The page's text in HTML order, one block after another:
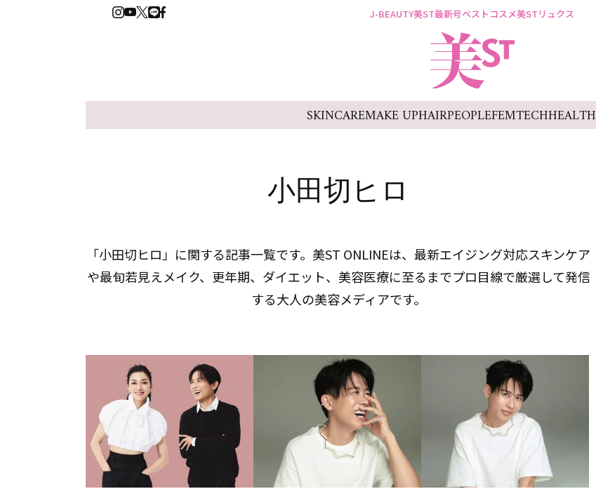
J-BEAUTY美ST最新号ベストコスメ美STリュクス
SKINCAREMAKE UPHAIRPEOPLEFEMTECHHEALTH
小田切ヒロ
「小田切ヒロ」に関する記事一覧です。美ST ONLINEは、最新エイジング対応スキンケア
や最旬若見えメイク、更年期、ダイエット、美容医療に至るまでプロ目線で厳選して発信
する大人の美容メディアです。